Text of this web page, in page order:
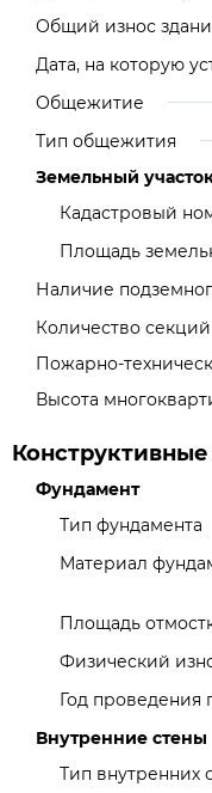
Общий износ
Дата, на которую
Общежитие
Тип общежития
Земельный
Кадастровый
Площадь
Наличие
Количество секций
Пожарно-
Высота
Фундамент
Тип фундамента
Материал
Площадь
Физический
Год проведения
Внутренние стены
Тип внутренних